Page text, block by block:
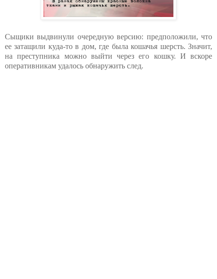
Сыщики выдвинули очередную версию: предположили, что
ее затащили куда-то в дом, где была кошачья шерсть. Значит,
на преступника можно выйти через его кошку. И вскоре
оперативникам удалось обнаружить след.